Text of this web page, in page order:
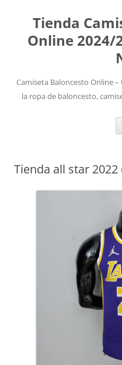
Tienda
Online 2024/
Camiseta Baloncesto Online
la ropa de baloncesto,
Tienda all star